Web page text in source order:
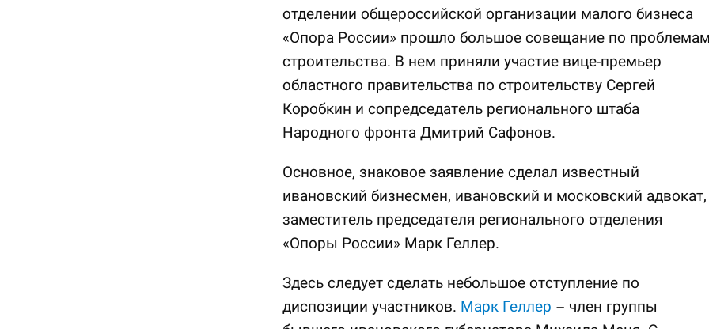
отделении общероссийской организации малого бизнеса
«Опора России» прошло большое совещание по
строительства. В нем приняли участие вице-премьер
областного правительства по строительству Сергей
Коробкин и сопредседатель регионального штаба
Народного фронта Дмитрий Сафонов.
Основное, знаковое заявление сделал известный
ивановский бизнесмен, ивановский и московский адвокат,
заместитель председателя регионального отделения
«Опоры России» Марк Геллер.
Здесь следует сделать небольшое отступление по
диспозиции участников. Марк Геллер – член группы